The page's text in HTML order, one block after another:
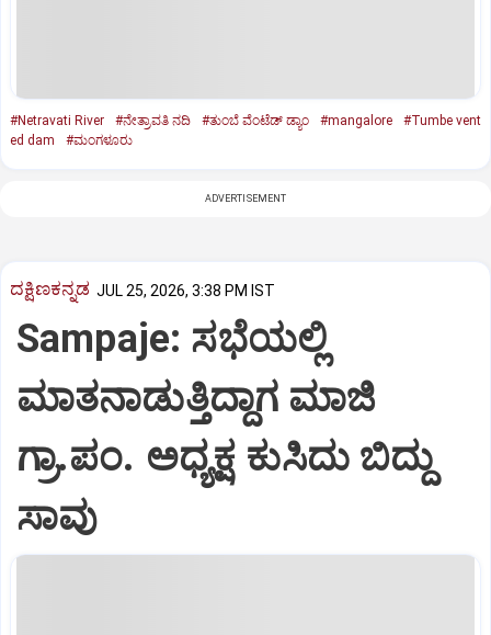
#Netravati River #ನೇತ್ರಾವತಿ ನದಿ #ತುಂಬೆ ವೆಂಟೆಡ್‌ ಡ್ಯಾಂ #mangalore
#Tumbe vent
ed dam
#ಮಂಗಳೂರು
ADVERTISEMENT
ದಕ್ಷಿಣಕನ್ನಡ JUL 25, 2026, 3:38 PM IST
Sampaje: ಸಭೆಯಲ್ಲಿ
ಮಾತನಾಡುತ್ತಿದ್ದಾಗ ಮಾಜಿ
ಗ್ರಾ.ಪಂ. ಅಧ್ಯಕ್ಷ ಕುಸಿದು ಬಿದ್ದು
ಸಾವು